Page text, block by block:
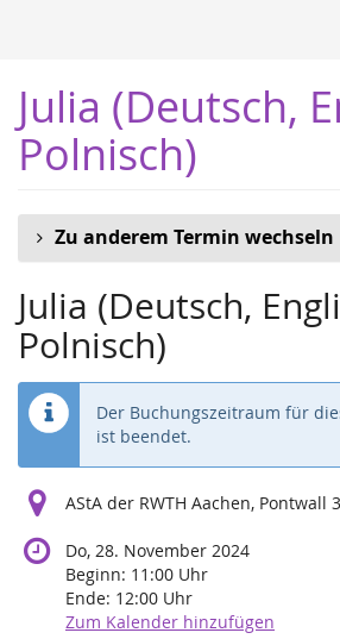
springen
Julia (Deutsch,
Polnisch)
Zu anderem Termin wechseln
Julia (Deutsch,
Polnisch)
Der Buchungszeitraum für
ist beendet.
AStA der RWTH Aachen, Pontwall
Do, 28. November 2024
Beginn: 11:00 Uhr
Ende: 12:00 Uhr
Zum Kalender hinzufügen